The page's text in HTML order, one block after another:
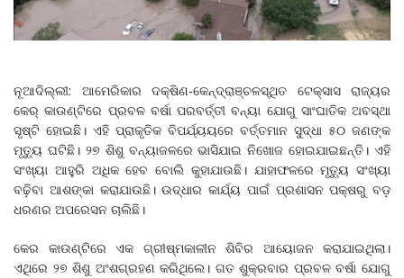
ନୂଆଦିଲ୍ଲୀ: ଆମେରିକାର ଦକ୍ଷିଣ-କେନ୍ଦ୍ରାଞ୍ଚଳସ୍ଥିତ ଟେକ୍ସାସ ରାଜ୍ୟର
କେର୍‌ କାଉଣ୍ଟିରେ ପ୍ରବଳ ବର୍ଷା ପରବର୍ତ୍ତୀ ବନ୍ୟା ଯୋଗୁ ସାଂଘାତିକ ଅବସ୍ଥା
ସୃଷ୍ଟି ହୋଇଛି। ଏହି ପ୍ରାକୃତିକ ବିପର୍ଯ୍ୟୟରେ ବର୍ତ୍ତମାନ ସୁଦ୍ଧା ୫୦ ଜଣଙ୍କ
ମୃତ୍ୟୁ ଘଟିଛି। ୨୭ ଶିଶୁ ବନ୍ୟାଜଳରେ ଭାସିଯାଇ ନିଖୋଜ ହୋଇଯାଇଛନ୍ତି। ଏହି
ସଂଖ୍ୟା ଆହୁରି ଅଧିକ ହେବ ବୋଲି କୁହାଯାଉଛି। ଯାହାଫଳରେ ମୃତ୍ୟୁ ସଂଖ୍ୟା
ବଢ଼ିବା ଆଶଙ୍କା କରାଯାଉଛି। ଉଦ୍ଧାର କାର୍ଯ୍ୟ ପାଇଁ ପ୍ରଶାସନ ପକ୍ଷରୁ ବଡ଼
ଧରଣର ଅପରେସନ ଚାଲିଛି।
କେର କାଉଣ୍ଟିରେ ଏକ ଗ୍ରୀଷ୍ମକାଳୀନ ଶିବିର ଆୟୋଜନ କରାଯାଇଥିଲା।
ଏଥିରେ ୨୭ ଶିଶୁ ଅଂଶଗ୍ରହଣ କରିଥିଲେ। ଗତ ଶୁକ୍ରବାର ପ୍ରବଳ ବର୍ଷା ଯୋଗୁ